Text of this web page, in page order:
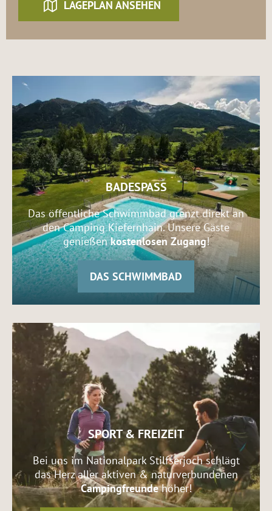
LAGEPLAN ANSEHEN
BADESPASS
Das öffentliche Schwimmbad grenzt direkt an
den Camping Kiefernhain. Unsere Gäste
genießenkostenlosen Zugang!
DAS SCHWIMMBAD
SPORT & FREIZEIT
Bei uns im Nationalpark Stilfserjoch schlägt
das Herz aller aktiven & naturverbundenen
Campingfreundehöher!